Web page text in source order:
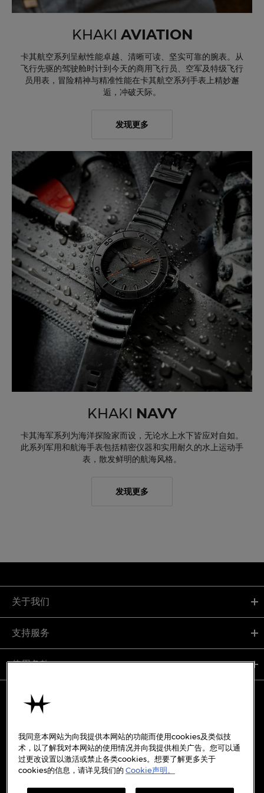
KHAKI AVIATION
卡其航空系列呈献性能卓越、清晰可读、坚实可靠的腕表。从
飞行先驱的驾驶舱时计到今天的商用飞行员、空军及特级飞行
员用表，冒险精神与精准性能在卡其航空系列手表上精妙邂
逅，冲破天际。
发现更多
KHAKI NAVY
卡其海军系列为海洋探险家而设，无论水上水下皆应对自如。
此系列军用和航海手表包括精密仪器和实用耐久的水上运动手
表，散发鲜明的航海风格。
发现更多
关于我们
支持服务
使用条款
备案号:沪ICP备19045273号-7
沪公网安备31010402333842号
WECHAT
WEIBO
我同意本网站为向我提供本网站的功能而使用cookies及类似技
术，以了解我对本网站的使用情况并向我提供相关广告。您可以通
过更改设置以激活或禁止各类cookies。想要了解更多关于
cookies的信息，请详见我们的 Cookie声明。